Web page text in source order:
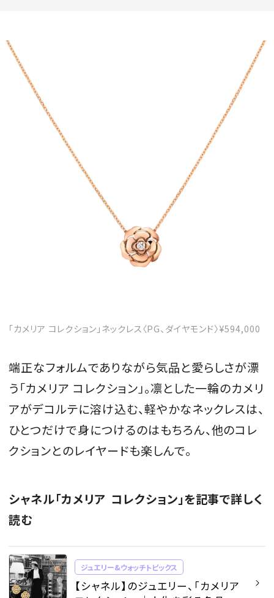
「カメリア コレクション」ネックレス〈PG、ダイヤモンド〉¥594,000
端正なフォルムでありながら気品と愛らしさが漂
う「カメリア コレクション」。凛とした一輪のカメリ
アがデコルテに溶け込む、軽やかなネックレスは、
ひとつだけで身につけるのはもちろん、他のコレ
クションとのレイヤードも楽しんで。
シャネル「カメリア コレクション」を記事で詳しく
読む
ジュエリー&ウォッチトピックス
【シャネル】のジュエリー、「カメリア